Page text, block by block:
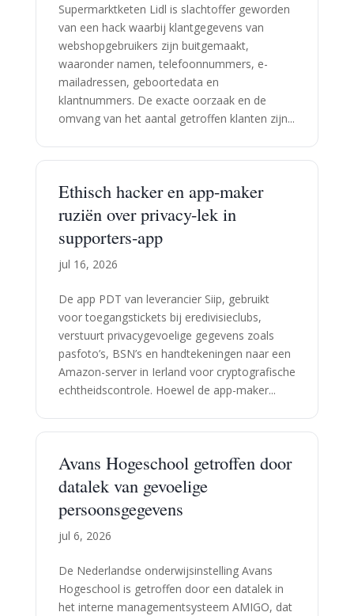
Supermarktketen Lidl is slachtoffer geworden
van een hack waarbij klantgegevens van
webshopgebruikers zijn buitgemaakt,
waaronder namen, telefoonnummers, e-
mailadressen, geboortedata en
klantnummers. De exacte oorzaak en de
omvang van het aantal getroffen klanten zijn...
Ethisch hacker en app-maker
ruziën over privacy-lek in
supporters-app
jul 16, 2026
De app PDT van leverancier Siip, gebruikt
voor toegangstickets bij eredivisieclubs,
verstuurt privacygevoelige gegevens zoals
pasfoto’s, BSN’s en handtekeningen naar een
Amazon-server in Ierland voor cryptografische
echtheidscontrole. Hoewel de app-maker...
Avans Hogeschool getroffen door
datalek van gevoelige
persoonsgegevens
jul 6, 2026
De Nederlandse onderwijsinstelling Avans
Hogeschool is getroffen door een datalek in
het interne managementsysteem AMIGO, dat